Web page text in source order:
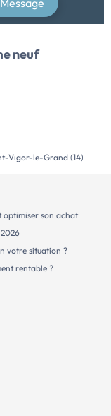
Message
neuf
Vigor-le-Grand (14)
optimiser son achat
votre situation ?
rentable ?